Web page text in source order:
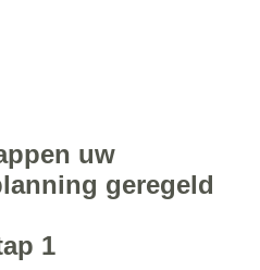
uw
geregeld
1